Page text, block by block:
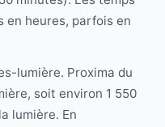
en heures, parfois en
lumière. Proxima du
soit environ 1 550
lumière. En